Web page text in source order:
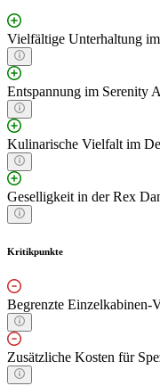
Vielfältige Unterhaltung
Entspannung im Serenity
Kulinarische Vielfalt im
Geselligkeit in der Rex
Kritikpunkte
Begrenzte Einzelkabinen-
Zusätzliche Kosten für